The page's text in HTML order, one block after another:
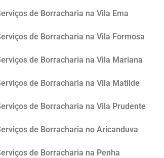
de Borracharia na Vila Ema
de Borracharia na Vila Formosa
de Borracharia na Vila Mariana
de Borracharia na Vila Matilde
de Borracharia na Vila Prudente
de Borracharia no Aricanduva
de Borracharia na Penha